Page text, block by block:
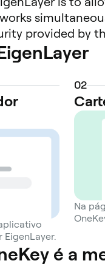
provided by
include a
often
bootstrap their
solution
opportunity to
and risk.
their staked
the validation
willing to
of staked ETH
EigenLayer.
02
Na
é a